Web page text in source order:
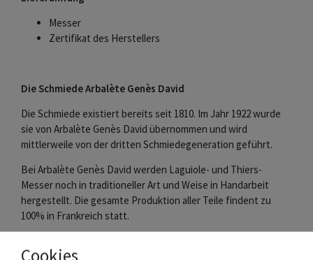
Messer
Zertifikat des Herstellers
Die Schmiede Arbalète Genès David
Die Schmiede existiert bereits seit 1810. Im Jahr 1922 wurde
sie von Arbalète Genès David übernommen und wird
mittlerweile von der dritten Schmiedegeneration geführt.
Bei Arbalète Genès David werden Laguiole- und Thiers-
Messer noch in traditioneller Art und Weise in Handarbeit
hergestellt. Die gesamte Produktion aller Teile findent zu
100% in Frankreich statt.
Qualität und Bewahrung der Tradition.
Cookies